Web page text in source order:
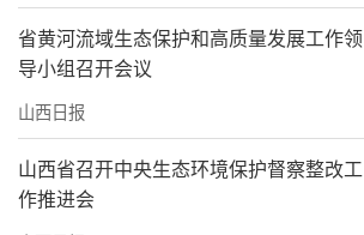
省黄河流域生态保护和高质量发展工作领
导小组召开会议
山西日报
山西省召开中央生态环境保护督察整改工
作推进会